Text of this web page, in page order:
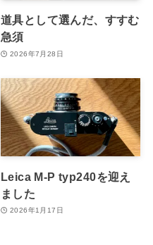
道具として選んだ、すすむ
急須
2026年7月28日
Leica M-P typ240を迎え
ました
2026年1月17日